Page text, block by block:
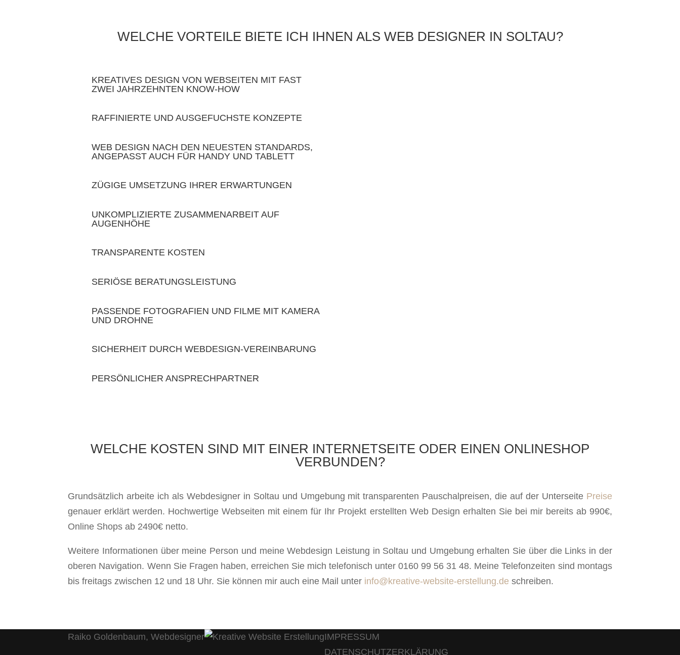
WELCHE VORTEILE BIETE ICH IHNEN ALS WEB DESIGNER IN SOLTAU?
KREATIVES DESIGN VON WEBSEITEN MIT FAST
ZWEI JAHRZEHNTEN KNOW-HOW
RAFFINIERTE UND AUSGEFUCHSTE KONZEPTE
WEB DESIGN NACH DEN NEUESTEN STANDARDS,
ANGEPASST AUCH FÜR HANDY UND TABLETT
ZÜGIGE UMSETZUNG IHRER ERWARTUNGEN
UNKOMPLIZIERTE ZUSAMMENARBEIT AUF
AUGENHÖHE
TRANSPARENTE KOSTEN
SERIÖSE BERATUNGSLEISTUNG
PASSENDE FOTOGRAFIEN UND FILME MIT KAMERA
UND DROHNE
SICHERHEIT DURCH WEBDESIGN-VEREINBARUNG
PERSÖNLICHER ANSPRECHPARTNER
WELCHE KOSTEN SIND MIT EINER INTERNETSEITE ODER EINEN ONLINESHOP
VERBUNDEN?
Grundsätzlich arbeite ich als Webdesigner in Soltau und Umgebung mit transparenten Pauschalpreisen, die auf der Unterseite Preise
genauer erklärt werden. Hochwertige Webseiten mit einem für Ihr Projekt erstellten Web Design erhalten Sie bei mir bereits ab 990€,
Online Shops ab 2490€ netto.
Weitere Informationen über meine Person und meine Webdesign Leistung in Soltau und Umgebung erhalten Sie über die Links in der
oberen Navigation. Wenn Sie Fragen haben, erreichen Sie mich telefonisch unter 0160 99 56 31 48. Meine Telefonzeiten sind montags
bis freitags zwischen 12 und 18 Uhr. Sie können mir auch eine Mail unter info@kreative-website-erstellung.de schreiben.
Raiko Goldenbaum, Webdesigner
IMPRESSUM
DATENSCHUTZERKLÄRUNG